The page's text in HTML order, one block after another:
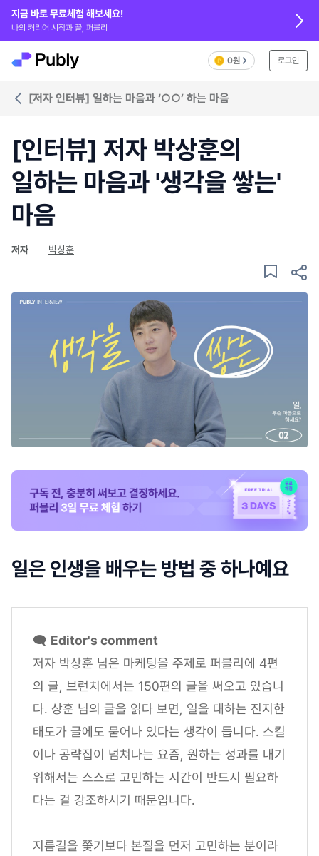
지금 바로 무료체험 해보세요!
나의 커리어 시작과 끝, 퍼블리
0원 로그인
[저자 인터뷰] 일하는 마음과 ‘○○’ 하는 마음
[인터뷰] 저자 박상훈의
일하는 마음과 '생각을 쌓는'
마음
저자 박상훈
일은 인생을 배우는 방법 중 하나예요
🗨️ Editor's comment
저자 박상훈 님은 마케팅을 주제로 퍼블리에 4편
의 글, 브런치에서는 150편의 글을 써오고 있습니
다. 상훈 님의 글을 읽다 보면, 일을 대하는 진지한
태도가 글에도 묻어나 있다는 생각이 듭니다. 스킬
이나 공략집이 넘쳐나는 요즘, 원하는 성과를 내기
위해서는 스스로 고민하는 시간이 반드시 필요하
다는 걸 강조하시기 때문입니다.
지름길을 쫓기보다 본질을 먼저 고민하는 분이라